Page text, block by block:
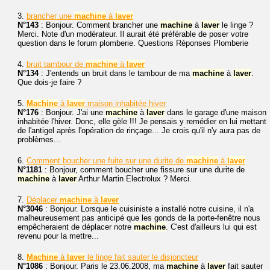
3. brancher une machine à laver
N°143 : Bonjour. Comment brancher une machine à laver le linge ?
Merci. Note d'un modérateur. Il aurait été préférable de poser votre
question dans le forum plomberie. Questions Réponses Plomberie
4. bruit tambour de machine à laver
N°134: J'entends un bruit dans le tambour de ma machine à laver.
Que dois-je faire ?
5. Machine à laver maison inhabitée hiver
N°176 : Bonjour. J'ai une machine à laver dans le garage d'une maison
inhabitée l'hiver. Donc, elle gèle !!! Je pensais y remédier en lui mettant
de l'antigel après l'opération de rinçage... Je crois qu'il n'y aura pas de
problèmes...
6. Comment boucher une fuite sur une durite de machine à laver
N°1181 : Bonjour, comment boucher une fissure sur une durite de
machine à laver Arthur Martin Electrolux ? Merci.
7. Déplacer machine à laver
N°3046 : Bonjour. Lorsque le cuisiniste a installé notre cuisine, il n'a
malheureusement pas anticipé que les gonds de la porte-fenêtre nous
empêcheraient de déplacer notre machine. C'est d'ailleurs lui qui est
revenu pour la mettre...
8. Machine à laver le linge fait sauter le disjoncteur
N°1086 : Bonjour. Paris le 23.06.2008, ma machine à laver fait sauter